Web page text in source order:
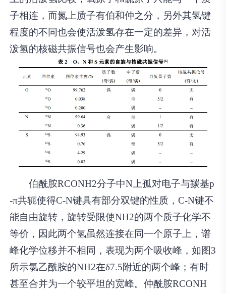
子相连，而氮上质子有伯和仲之分，另外其氢键
程度的不同也会使活泼氢存在一定的差异，对活
泼氢的核磁共振信号也会产生影响。
伯酰胺RCONH2分子中N上孤对电子与羰基p
-π共轭使得C-N键具有部分双键的性质，C-N键不
能自由旋转，旋转受限使NH2的两个质子化学不
等价，因此两个氢虽然连接在同一个原子上，谱
峰化学位移并不相同，表现为两个吸收峰，如图3
所示氯乙酰胺的NH2在δ7.5附近的两个峰；有时
甚至合并为一个较平坦的宽峰。仲酰胺RCONH